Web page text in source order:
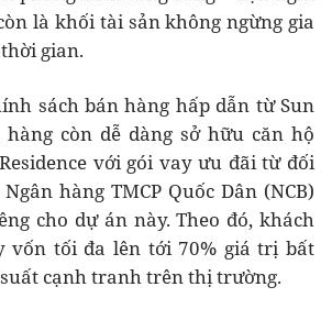
là khối tài sản không ngừng gia
gian.
sách bán hàng hấp dẫn từ Sun
hàng còn dễ dàng sở hữu căn hộ
với gói vay ưu đãi từ đối
hàng TMCP Quốc Dân (NCB)
cho dự án này. Theo đó, khách
vốn tối đa lên tới 70% giá trị bất
cạnh tranh trên thị trường.